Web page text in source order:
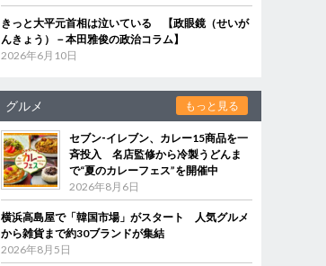
きっと大平元首相は泣いている 【政眼鏡（せいが
んきょう）－本田雅俊の政治コラム】
2026年6月10日
グルメ もっと見る
セブン‐イレブン、カレー15商品を一
斉投入 名店監修から冷製うどんま
で“夏のカレーフェス”を開催中
2026年8月6日
横浜高島屋で「韓国市場」がスタート 人気グルメ
から雑貨まで約30ブランドが集結
2026年8月5日